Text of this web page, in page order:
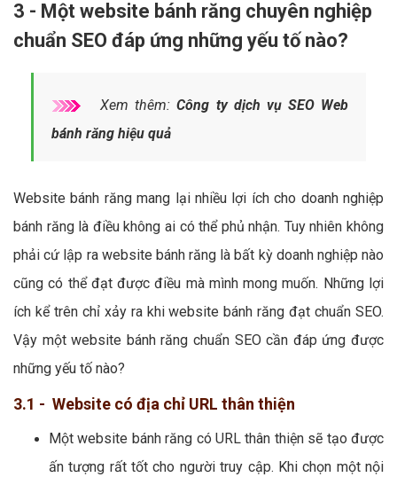
3 - Một website bánh răng chuyên nghiệp
chuẩn SEO đáp ứng những yếu tố nào?
Xem thêm:Công ty dịch vụ SEO Web
bánh răng hiệu quả
Website bánh răng mang lại nhiều lợi ích cho doanh nghiệp
bánh răng là điều không ai có thể phủ nhận. Tuy nhiên không
phải cứ lập ra website bánh răng là bất kỳ doanh nghiệp nào
cũng có thể đạt được điều mà mình mong muốn. Những lợi
ích kể trên chỉ xảy ra khi website bánh răng đạt chuẩn SEO.
Vậy một website bánh răng chuẩn SEO cần đáp ứng được
những yếu tố nào?
3.1 - Website có địa chỉ URL thân thiện
Một website bánh răng có URL thân thiện sẽ tạo được
ấn tượng rất tốt cho người truy cập. Khi chọn một nội